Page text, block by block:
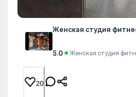
Женская студия
5.0★Женская студия
20